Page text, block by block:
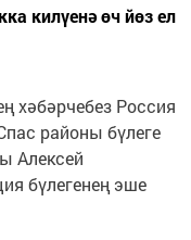
килүенә өч йөз ел
хәбәрчебез Россия
районы бүлеге
Алексей
бүлегенең эше